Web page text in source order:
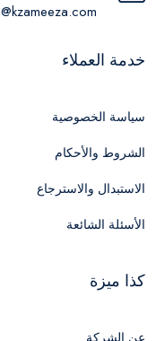
خدمة العملاء
سياسة الخصوصية
الشروط والأحكام
الاستبدال والاسترجاع
الأسئلة الشائعة
كذا ميزة
عن الشركة